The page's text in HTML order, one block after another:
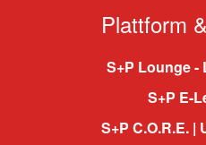
Plattform
S+P Lounge -
S+P E-
S+P C.O.R.E. |